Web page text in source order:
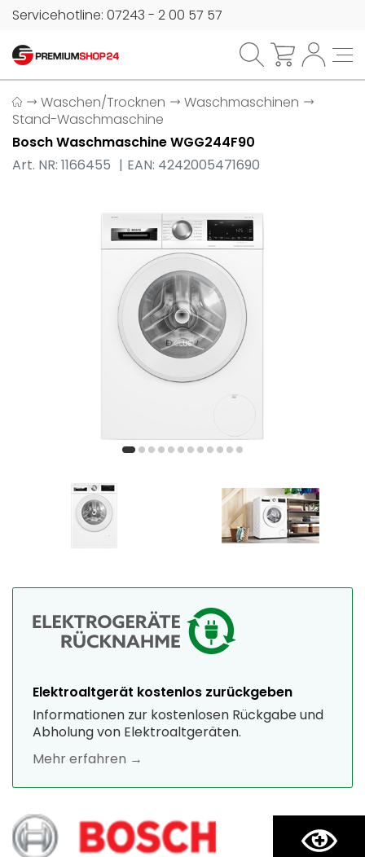
Servicehotline: 07243 - 2 00 57 57
Waschen/Trocknen
Waschmaschinen
Stand-Waschmaschine
Bosch Waschmaschine WGG244F90
Art. NR: 1166455
EAN: 4242005471690
Elektroaltgerät kostenlos zurückgeben
Informationen zur kostenlosen Rückgabe und
Abholung von Elektroaltgeräten.
Mehr erfahren →